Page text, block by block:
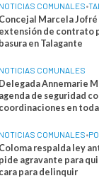
NOTICIAS COMUNALES•
Concejal Marcela
extensión de contrato
basura en Talagante
NOTICIAS COMUNALES
Delegada Annemarie
agenda de seguridad
coordinaciones en
NOTICIAS COMUNALES•
Coloma respalda ley
pide agravante para
cara para delinquir